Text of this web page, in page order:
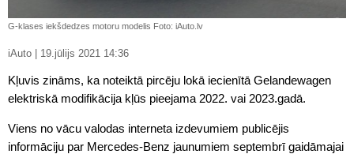
G-klases iekšdedzes motoru modelis Foto: iAuto.lv
iAuto | 19.jūlijs 2021 14:36
Kļuvis zināms, ka noteiktā pircēju lokā iecienītā Gelandewagen
elektriskā modifikācija kļūs pieejama 2022. vai 2023.gadā.
Viens no vācu valodas interneta izdevumiem publicējis
informāciju par Mercedes-Benz jaunumiem septembrī gaidāmajai